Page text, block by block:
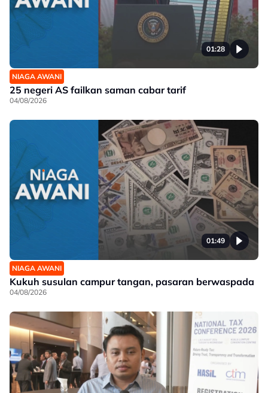
01:28
NIAGA AWANI
25 negeri AS failkan saman cabar tarif
04/08/2026
01:49
NIAGA AWANI
Kukuh susulan campur tangan, pasaran berwaspada
04/08/2026